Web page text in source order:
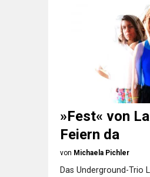
»Fest« von
Feiern da
von Michaela Pichler
Das Underground-Trio